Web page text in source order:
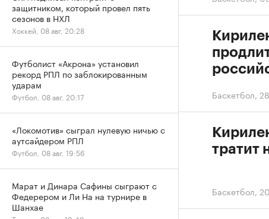
Баскетбол,
Баскетбол,
тратит
защитником, который провел пять
сезонов в НХЛ
Хоккей, 08 авг, 20:28
Футболист «Акрона» установил
рекорд РПЛ по заблокированным
ударам
Футбол, 08 авг, 20:17
«Локомотив» сыграл нулевую ничью с
аутсайдером РПЛ
Футбол, 08 авг, 19:56
Марат и Динара Сафины сыграют с
Федерером и Ли На на турнире в
Шанхае